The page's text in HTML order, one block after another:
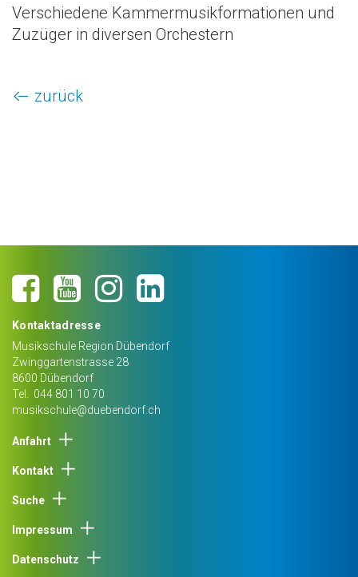
Verschiedene Kammermusikformationen und
Zuzüger in diversen Orchestern
zurück
Kontaktadresse
Musikschule Region Dübendorf
Zwinggartenstrasse 28
8600 Dübendorf
Tel. 044 801 10 70
musikschule@duebendorf.ch
Anfahrt
Kontakt
Suche
Impressum
Datenschutz